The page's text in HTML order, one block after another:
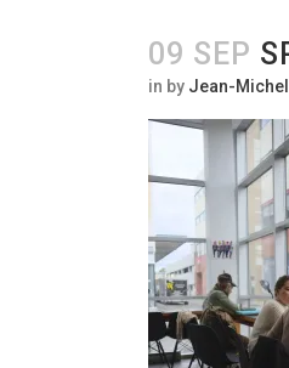
09 SEP
in by Jean-